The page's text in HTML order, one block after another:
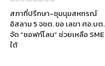
สภาที่ปรึกษา-ชุมนุมสหกรณ์
อิสลาม 5 จชต. ขอ เลขา ศอ.บต.
จัด “ซอฟท์โลน” ช่วยเหลือ SME
ใต้